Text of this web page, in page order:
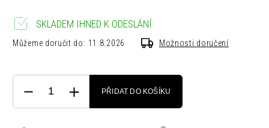
SKLADEM IHNED K ODESLÁNÍ
Můžeme doručit do: 11.8.2026 Možnosti doručení
PŘIDAT DO KOŠÍKU